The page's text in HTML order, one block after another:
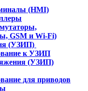
(HMI)
GSM и Wi-Fi)
(УЗИП)
к УЗИП
(УЗИП)
для приводов